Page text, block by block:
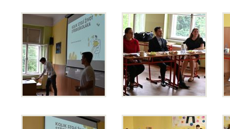
Klub mladých diváků
Školní knihovna
Spolek Herold
Turistický kroužek
Ze života školy
Školní poradenský tým
Dokumenty